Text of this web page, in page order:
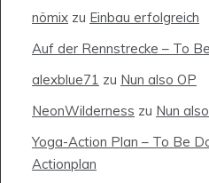
nömix zu Einbau erfolgreich
Auf der Rennstrecke – To
alexblue71 zu Nun also OP
NeonWilderness zu Nun
Yoga-Action Plan – To Be
Actionplan